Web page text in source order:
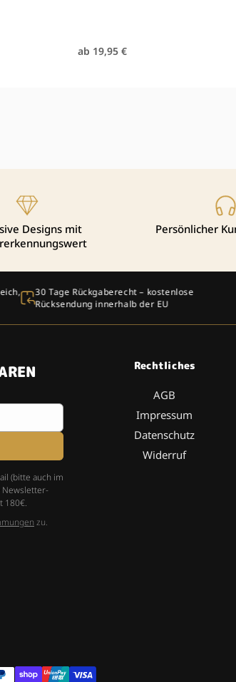
Normaler
Preis
ab 19,95 €
Designs mit
Persönlicher
kostenlose
EU
5 € Rabatt bei Newsletter-
(bitte auch im
Newsletter-
180€.
zu.
Rechtliches
AGB
Impressum
Datenschutz
Widerruf